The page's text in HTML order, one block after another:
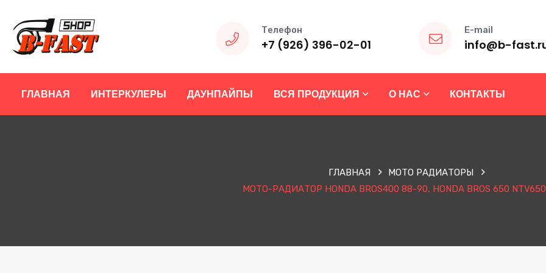
Телефон
+7 (926) 396-02-01
E-mail
info@b-
ГЛАВНАЯ ИНТЕРКУЛЕРЫ ДАУНПАЙПЫ ВСЯ ПРОДУКЦИЯ О НАС КОНТАКТЫ
ГЛАВНАЯ
МОТО РАДИАТОРЫ
МОТО-РАДИАТОР HONDA BROS400 88-90, HONDA BROS 650